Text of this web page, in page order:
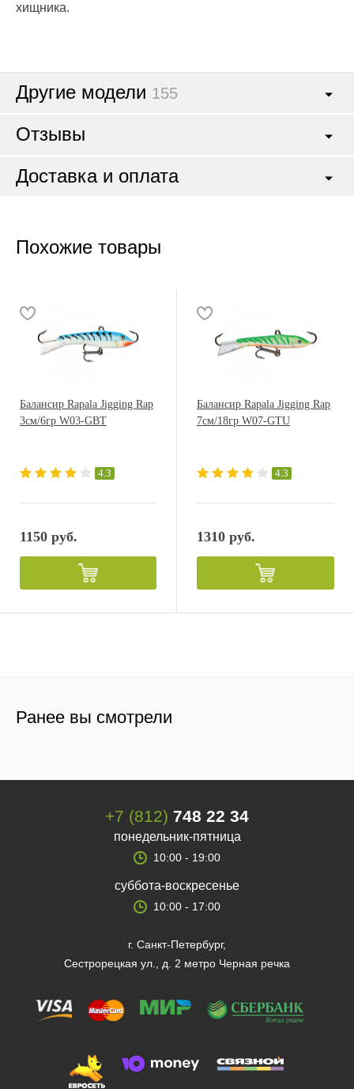
хищника.
Другие модели 155
Отзывы
Доставка и оплата
Похожие товары
Балансир Rapala Jigging Rap
3см/6гр W03-GBT
4.3
1150 руб.
Балансир Rapala Jigging Rap
7см/18гр W07-GTU
4.3
1310 руб.
Ранее вы смотрели
+7 (812) 748 22 34
понедельник-пятница
10:00 - 19:00
суббота-воскресенье
10:00 - 17:00
г. Санкт-Петербург,
Сестрорецкая ул., д. 2 метро Черная речка